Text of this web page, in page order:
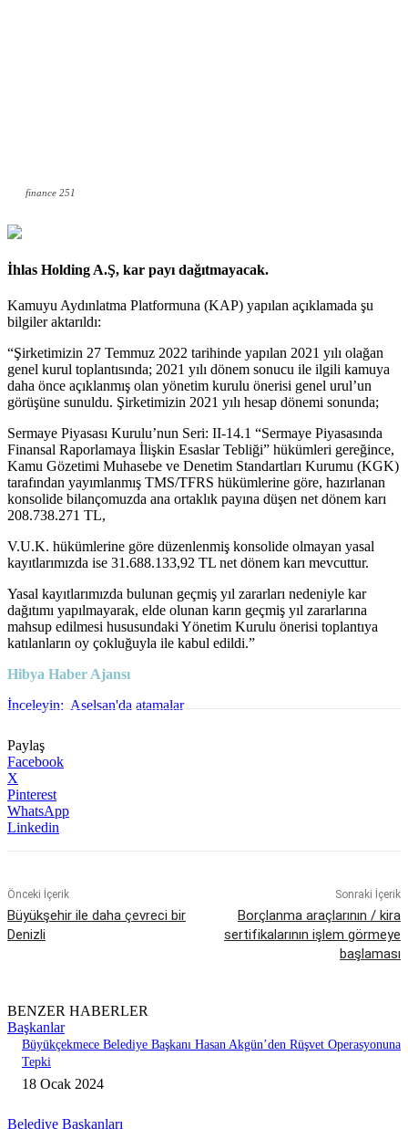
finance 251
İhlas Holding A.Ş, kar payı dağıtmayacak.
Kamuyu Aydınlatma Platformuna (KAP) yapılan açıklamada şu
bilgiler aktarıldı:
“Şirketimizin 27 Temmuz 2022 tarihinde yapılan 2021 yılı olağan
genel kurul toplantısında; 2021 yılı dönem sonucu ile ilgili kamuya
daha önce açıklanmış olan yönetim kurulu önerisi genel urul’un
görüşüne sunuldu. Şirketimizin 2021 yılı hesap dönemi sonunda;
Sermaye Piyasası Kurulu’nun Seri: II-14.1 “Sermaye Piyasasında
Finansal Raporlamaya İlişkin Esaslar Tebliği” hükümleri gereğince,
Kamu Gözetimi Muhasebe ve Denetim Standartları Kurumu (KGK)
tarafından yayımlanmış TMS/TFRS hükümlerine göre, hazırlanan
konsolide bilançomuzda ana ortaklık payına düşen net dönem karı
208.738.271 TL,
V.U.K. hükümlerine göre düzenlenmiş konsolide olmayan yasal
kayıtlarımızda ise 31.688.133,92 TL net dönem karı mevcuttur.
Yasal kayıtlarımızda bulunan geçmiş yıl zararları nedeniyle kar
dağıtımı yapılmayarak, elde olunan karın geçmiş yıl zararlarına
mahsup edilmesi hususundaki Yönetim Kurulu önerisi toplantıya
katılanların oy çokluğuyla ile kabul edildi.”
Hibya Haber Ajansı
İnceleyin: Aselsan'da atamalar
Paylaş
Facebook
X
Pinterest
WhatsApp
Linkedin
Önceki İçerik
Büyükşehir ile daha çevreci bir
Denizli
Sonraki İçerik
Borçlanma araçlarının / kira
sertifikalarının işlem görmeye
başlaması
BENZER HABERLER
Başkanlar
Büyükçekmece Belediye Başkanı Hasan Akgün’den Rüşvet Operasyonuna
Tepki
18 Ocak 2024
Belediye Başkanları